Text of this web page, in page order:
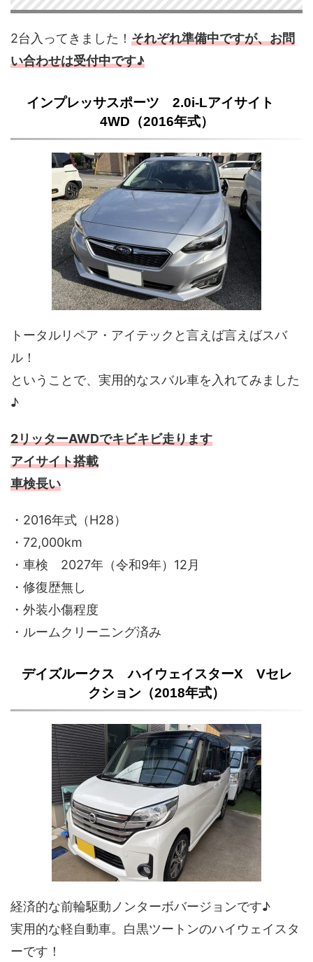
2台入ってきました！ それぞれ準備中ですが、お問
い合わせは受付中です♪
インプレッサスポーツ 2.0i-Lアイサイト
4WD（2016年式）
トータルリペア・アイテックと言えば言えばスバ
ル！
ということで、実用的なスバル車を入れてみました
♪
2リッターAWDでキビキビ走ります
アイサイト搭載
車検長い
・2016年式（H28）
・72,000km
・車検 2027年（令和9年）12月
・修復歴無し
・外装小傷程度
・ルームクリーニング済み
デイズルークス ハイウェイスターX Vセレ
クション（2018年式）
経済的な前輪駆動ノンターボバージョンです♪
実用的な軽自動車。白黒ツートンのハイウェイスタ
ーです！